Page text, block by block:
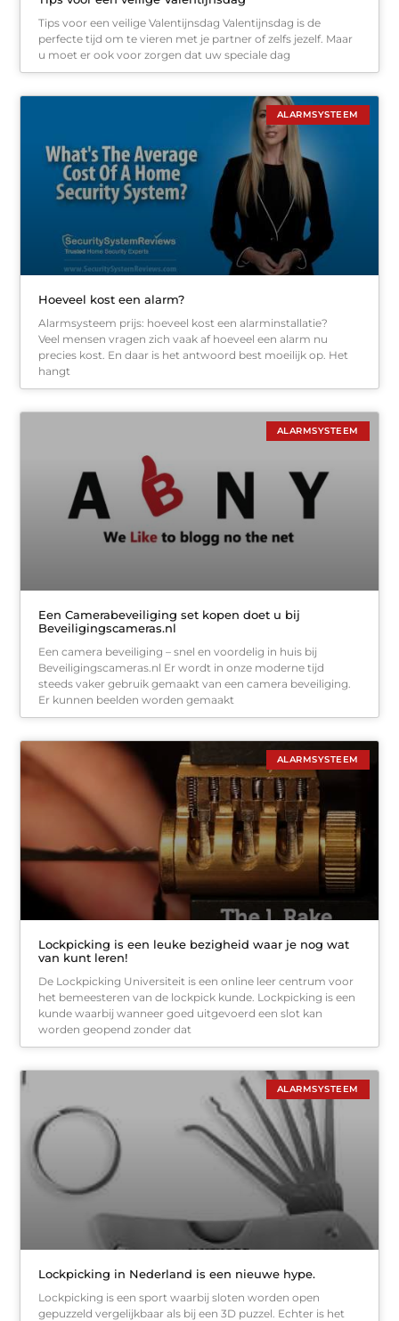
Tips voor een veilige Valentijnsdag Valentijnsdag is de
perfecte tijd om te vieren met je partner of zelfs jezelf. Maar
u moet er ook voor zorgen dat uw speciale dag
ALARMSYSTEEM
Hoeveel kost een alarm?
Alarmsysteem prijs: hoeveel kost een alarminstallatie?
Veel mensen vragen zich vaak af hoeveel een alarm nu
precies kost. En daar is het antwoord best moeilijk op. Het
hangt
ALARMSYSTEEM
Een Camerabeveiliging set kopen doet u bij
Beveiligingscameras.nl
Een camera beveiliging – snel en voordelig in huis bij
Beveiligingscameras.nl Er wordt in onze moderne tijd
steeds vaker gebruik gemaakt van een camera beveiliging.
Er kunnen beelden worden gemaakt
ALARMSYSTEEM
Lockpicking is een leuke bezigheid waar je nog wat
van kunt leren!
De Lockpicking Universiteit is een online leer centrum voor
het bemeesteren van de lockpick kunde. Lockpicking is een
kunde waarbij wanneer goed uitgevoerd een slot kan
worden geopend zonder dat
ALARMSYSTEEM
Lockpicking in Nederland is een nieuwe hype.
Lockpicking is een sport waarbij sloten worden open
gepuzzeld vergelijkbaar als bij een 3D puzzel. Echter is het